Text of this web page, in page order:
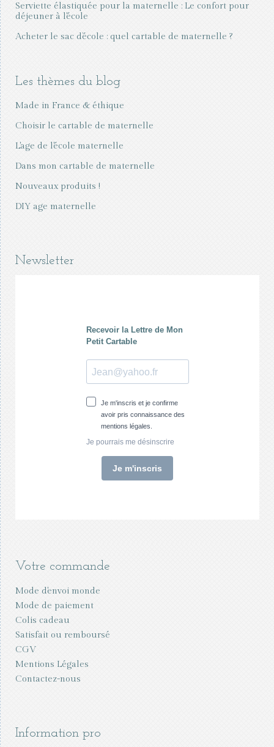
Serviette élastiquée pour la maternelle : Le confort pour
déjeuner à l'école
Acheter le sac d’école : quel cartable de maternelle ?
Les thèmes du blog
Made in France & éthique
Choisir le cartable de maternelle
L'age de l'école maternelle
Dans mon cartable de maternelle
Nouveaux produits !
DIY age maternelle
Newsletter
Votre commande
Mode d'envoi monde
Mode de paiement
Colis cadeau
Satisfait ou remboursé
CGV
Mentions Légales
Contactez-nous
Information pro